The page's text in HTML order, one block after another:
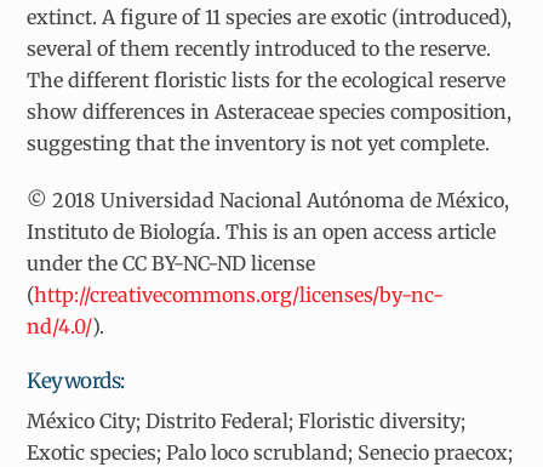
extinct. A figure of 11 species are exotic (introduced),
several of them recently introduced to the reserve.
The different floristic lists for the ecological reserve
show differences in Asteraceae species composition,
suggesting that the inventory is not yet complete.
© 2018 Universidad Nacional Autónoma de México,
Instituto de Biología. This is an open access article
under the CC BY-NC-ND license
(http://creativecommons.org/licenses/by-nc-
nd/4.0/).
Keywords:
México City; Distrito Federal; Floristic diversity;
Exotic species; Palo loco scrubland; Senecio praecox;